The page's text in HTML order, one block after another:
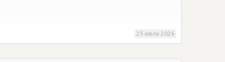
23 июля 2026